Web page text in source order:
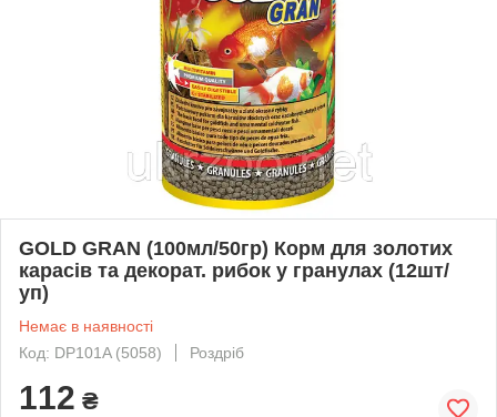
GOLD GRAN (100мл/50гр) Корм для золотих
карасів та декорат. рибок у гранулах (12шт/
уп)
Немає в наявності
Код: DP101A (5058)
Роздріб
112 ₴